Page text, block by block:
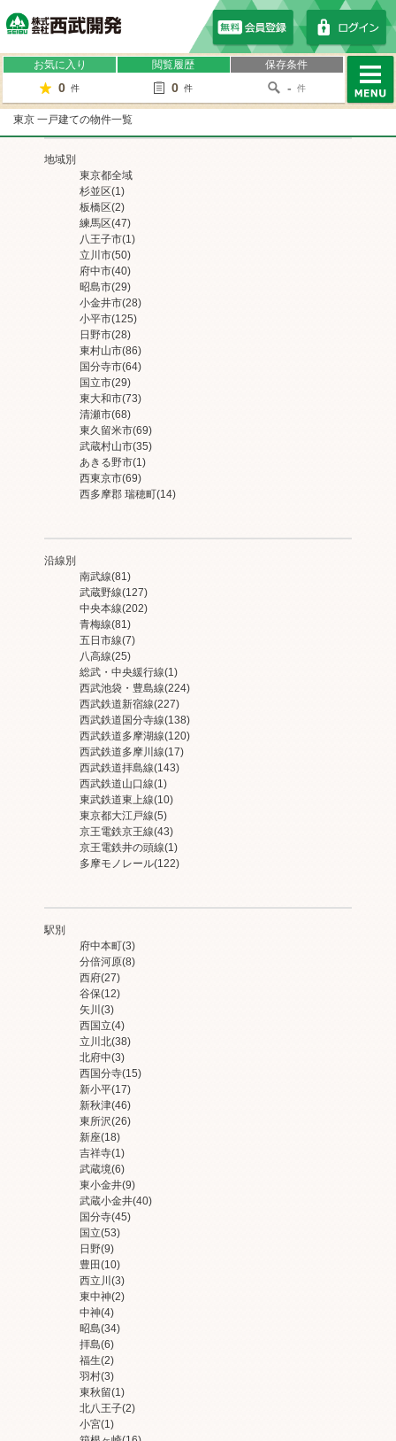
お気に入り
0 件
閲覧履歴
0 件
保存条件
- 件
東京 一戸建ての物件一覧
地域別
東京都全域
杉並区(1)
板橋区(2)
練馬区(47)
八王子市(1)
立川市(50)
府中市(40)
昭島市(29)
小金井市(28)
小平市(125)
日野市(28)
東村山市(86)
国分寺市(64)
国立市(29)
東大和市(73)
清瀬市(68)
東久留米市(69)
武蔵村山市(35)
あきる野市(1)
西東京市(69)
西多摩郡 瑞穂町(14)
沿線別
南武線(81)
武蔵野線(127)
中央本線(202)
青梅線(81)
五日市線(7)
八高線(25)
総武・中央緩行線(1)
西武池袋・豊島線(224)
西武鉄道新宿線(227)
西武鉄道国分寺線(138)
西武鉄道多摩湖線(120)
西武鉄道多摩川線(17)
西武鉄道拝島線(143)
西武鉄道山口線(1)
東武鉄道東上線(10)
東京都大江戸線(5)
京王電鉄京王線(43)
京王電鉄井の頭線(1)
多摩モノレール(122)
駅別
府中本町(3)
分倍河原(8)
西府(27)
谷保(12)
矢川 (3)
西国立(4)
立川北(38)
北府中(3)
西国分寺(15)
新小平(17)
新秋津(46)
東所沢(26)
新座(18)
吉祥寺(1)
武蔵境(6)
東小金井(9)
武蔵小金井(40)
国分寺(45)
国立(53)
日野(9)
豊田(10)
西立川 (3)
東中神(2)
中神(4)
昭島(34)
拝島(6)
福生(2)
羽村(3)
東秋留(1)
北八王子(2)
小宮(1)